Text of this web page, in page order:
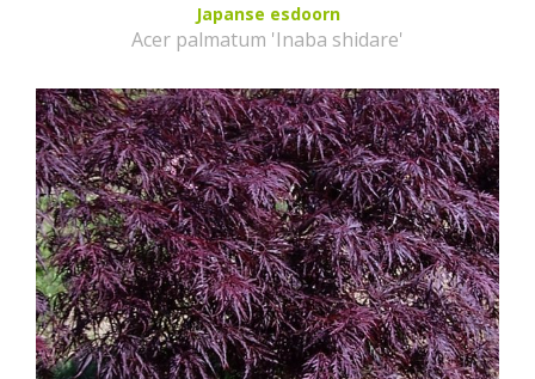
Japanse esdoorn
Acer palmatum 'Inaba shidare'